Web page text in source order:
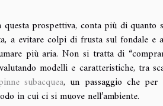
questa prospettiva, conta più di
a evitare colpi di frusta sul fondale
più aria. Non si tratta di
modelli e caratteristiche, tra
subacquea, un passaggio che
in cui ci si muove nell’ambiente.